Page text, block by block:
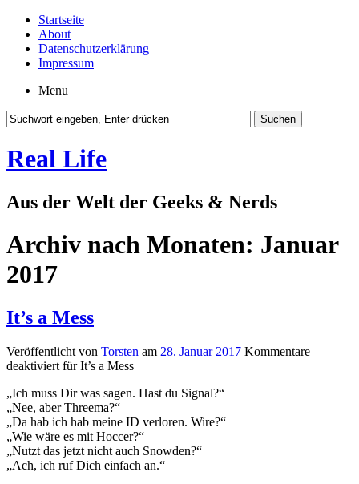
Startseite
About
Datenschutzerklärung
Impressum
Menu
Real Life
Aus der Welt der Geeks & Nerds
Archiv nach Monaten: Januar
2017
It’s a Mess
Veröffentlicht von Torsten am 28. Januar 2017 Kommentare
deaktiviert für It’s a Mess
„Ich muss Dir was sagen. Hast du Signal?“
„Nee, aber Threema?“
„Da hab ich hab meine ID verloren. Wire?“
„Wie wäre es mit Hoccer?“
„Nutzt das jetzt nicht auch Snowden?“
„Ach, ich ruf Dich einfach an.“